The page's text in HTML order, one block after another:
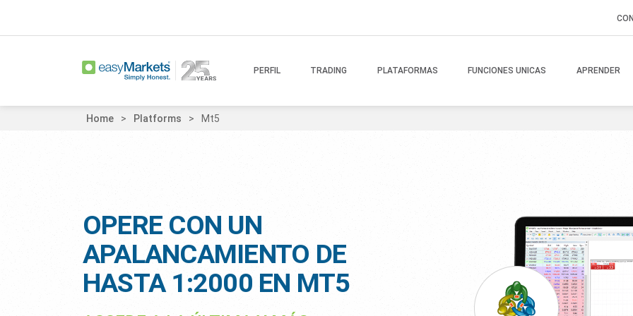
PERFIL TRADING PLATAFORMAS FUNCIONES UNICAS APRENDER
Home Platforms Mt5
OPERE CON UN
APALANCAMIENTO DE
HASTA 1:2000 EN MT5